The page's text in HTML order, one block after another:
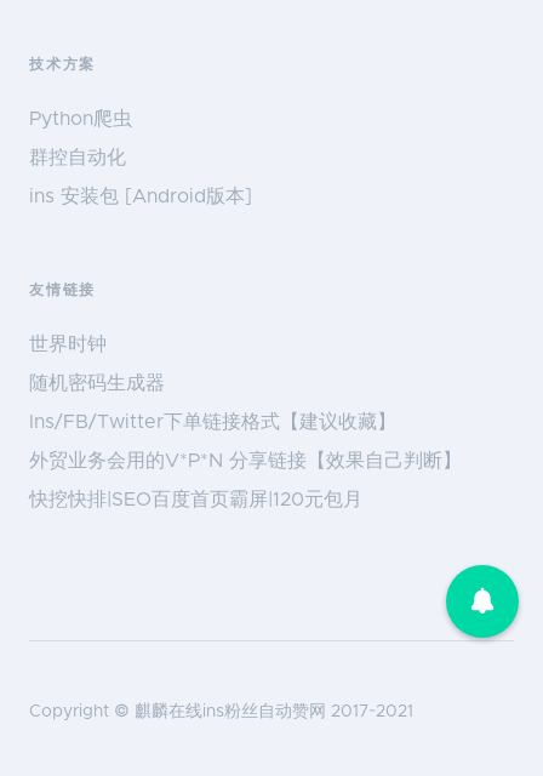
技术方案
Python爬虫
群控自动化
ins 安装包 [Android版本]
友情链接
世界时钟
随机密码生成器
Ins/FB/Twitter下单链接格式【建议收藏】
外贸业务会用的V*P*N 分享链接【效果自己判断】
快挖快排|SEO百度首页霸屏|120元包月
Copyright © 麒麟在线ins粉丝自动赞网 2017~2021